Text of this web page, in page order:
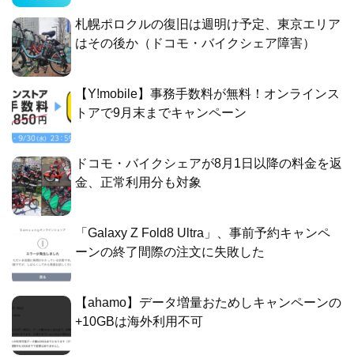
札幌ポロクルの復旧は週明け予定、東京エリア
はその後か（ドコモ・バイクシェア障害）
【Y!mobile】事務手数料が無料！オンラインス
トアで9月末までキャンペーン
ドコモ・バイクシェアが8月1日以降の料金を返
金、正常利用分も対象
「Galaxy Z Fold8 Ultra」、事前予約キャンペ
ーンの終了間際の注文に失敗した
【ahamo】データ増量おためしキャンペーンの
+10GBは海外利用不可